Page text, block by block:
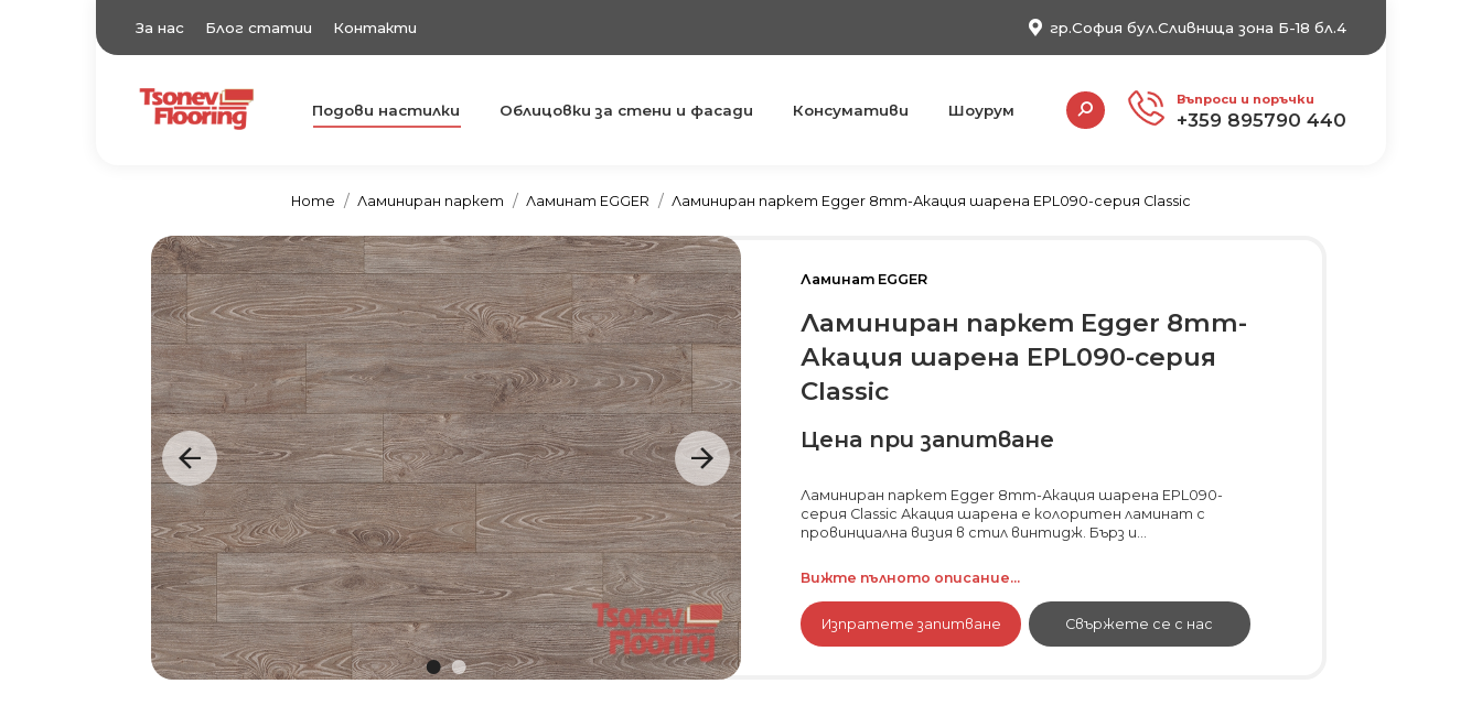
За нас Блог статии Контакти гр.София бул.Сливница зона Б-18 бл.4
TsonevFlooring
Подови настилки Подови настилки Облицовки за стени и фасади Консумативи Шоурум
Search: Въпроси и поръчки
+359 895790 440
You are here:
Home Ламиниран паркет Ламинат EGGER Ламиниран паркет Egger 8mm-Акация шарена EPL090-серия Classic
Ламинат EGGER
Ламиниран паркет Egger 8mm-
Акация шарена EPL090-серия
Classic
Цена при запитване
Ламиниран паркет Egger 8mm-Акация шарена EPL090-
серия Classic Акация шарена е колоритен ламинат с
провинциална визия в стил винтидж. Бърз и...
Вижте пълното описание...
Изпратете запитване Свържете се с нас